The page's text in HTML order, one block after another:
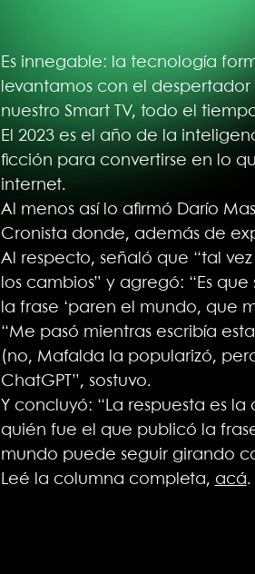
Es innegable: la tecnología
levantamos con el
nuestro Smart TV, todo el
El 2023 es el año de la
ficción para convertirse en lo
internet.
Al menos así lo afirmó Darío
Cronista donde, además de
Al respecto, señaló que “tal
los cambios” y agregó: “Es
la frase ‘paren el mundo, que
“Me pasó mientras escribía
(no, Mafalda la popularizó,
ChatGPT”, sostuvo.
Y concluyó: “La respuesta es
quién fue el que publicó la
mundo puede seguir girando
Leé la columna completa, acá.